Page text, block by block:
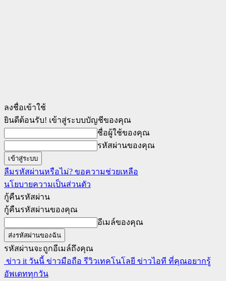
ลงชื่อเข้าใช้
ยินดีต้อนรับ! เข้าสู่ระบบบัญชีของคุณ
ชื่อผู้ใช้ของคุณ
รหัสผ่านของคุณ
ลืมรหัสผ่านหรือไม่? ขอความช่วยเหลือ
นโยบายความเป็นส่วนตัว
กู้คืนรหัสผ่าน
กู้คืนรหัสผ่านของคุณ
อีเมล์ของคุณ
รหัสผ่านจะถูกอีเมล์ถึงคุณ
ข่าว it วันนี้ ข่าวมือถือ รีวิวเทคโนโลยี ข่าวไอที ที่คุณอยากรู้
อัพเดททุกวัน